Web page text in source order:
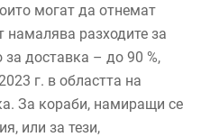
могат да отнемат
разходите за
за доставка – до 90 %,
г. в областта на
За кораби, намиращи се
или за тези,